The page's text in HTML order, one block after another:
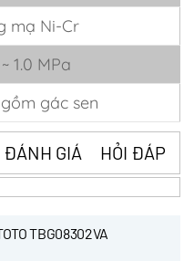
mạ Ni-Cr
1.0 MPa
gác sen
ĐÁNH GIÁ HỎI ĐÁP
TBG08302VA